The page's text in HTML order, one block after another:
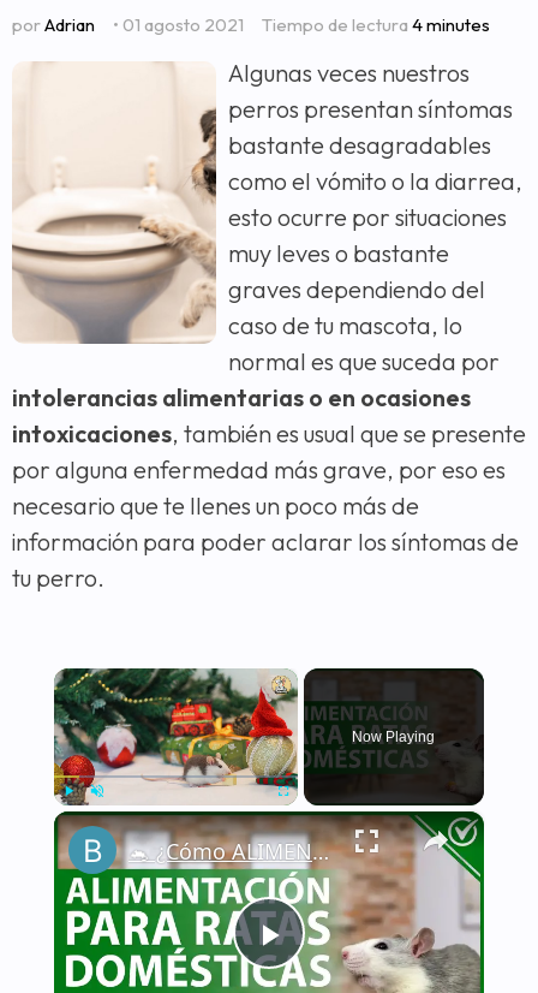
porAdrian • 01 agosto 2021 Tiempo de lectura 4 minutes
Algunas veces nuestros
perros presentan síntomas
bastante desagradables
como el vómito o la diarrea,
esto ocurre por situaciones
muy leves o bastante
graves dependiendo del
caso de tu mascota, lo
normal es que suceda por
intolerancias alimentarias o en ocasiones
intoxicaciones, también es usual que se presente
por alguna enfermedad más grave, por eso es
necesario que te llenes un poco más de
información para poder aclarar los síntomas de
tu perro.
×
Play Unmute Fullscreen
Now Playing
×
Play
🐁 ¿Cómo ALIMENTAR a una RATA DOMÉSTICA de la manera correcta? - Nutrición 🐁🏡